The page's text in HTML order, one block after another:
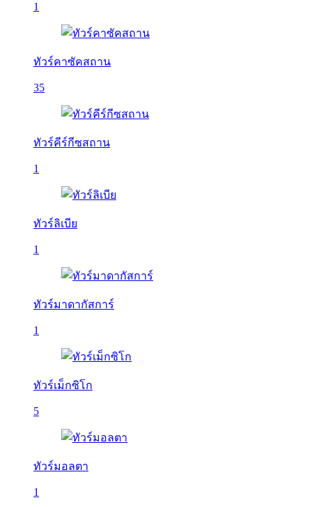
1
ทัวร์คาซัคสถาน
35
ทัวร์คีร์กีซสถาน
1
ทัวร์ลิเบีย
1
ทัวร์มาดากัสการ์
1
ทัวร์เม็กซิโก
5
ทัวร์มอลตา
1